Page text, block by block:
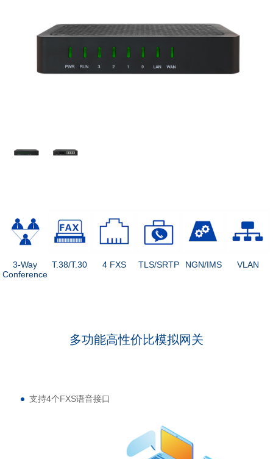
3-Way
Conference
T.38/T.30 4 FXS TLS/SRTP NGN/IMS VLAN
多功能高性价比模拟网关
支持4个FXS语音接口
支持语音、传真和POS终端接入